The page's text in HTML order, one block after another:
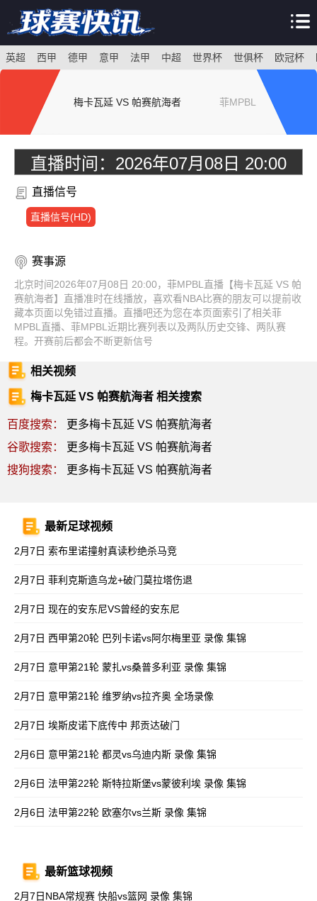
英超 西甲 德甲 意甲 法甲 中超 世界杯 世俱杯 欧冠杯
梅卡瓦延 VS 帕赛航海者 菲MPBL
直播时间： 2026年07月08日 20:00
直播信号
直播信号(HD)
赛事源
北京时间2026年07月08日 20:00，菲MPBL直播【梅卡瓦延 VS 帕
赛航海者】直播准时在线播放，喜欢看NBA比赛的朋友可以提前收
藏本页面以免错过直播。直播吧还为您在本页面索引了相关菲
MPBL直播、菲MPBL近期比赛列表以及两队历史交锋、两队赛
程。开赛前后都会不断更新信号
相关视频
梅卡瓦延 VS 帕赛航海者 相关搜索
百度搜索：
更多梅卡瓦延 VS 帕赛航海者
谷歌搜索：
更多梅卡瓦延 VS 帕赛航海者
搜狗搜索：
更多梅卡瓦延 VS 帕赛航海者
最新足球视频
2月7日 索布里诺撞射真读秒绝杀马竞
2月7日 菲利克斯造乌龙+破门莫拉塔伤退
2月7日 现在的安东尼VS曾经的安东尼
2月7日 西甲第20轮 巴列卡诺vs阿尔梅里亚 录像 集锦
2月7日 意甲第21轮 蒙扎vs桑普多利亚 录像 集锦
2月7日 意甲第21轮 维罗纳vs拉齐奥 全场录像
2月7日 埃斯皮诺下底传中 邦贡达破门
2月6日 意甲第21轮 都灵vs乌迪内斯 录像 集锦
2月6日 法甲第22轮 斯特拉斯堡vs蒙彼利埃 录像 集锦
2月6日 法甲第22轮 欧塞尔vs兰斯 录像 集锦
最新篮球视频
2月7日NBA常规赛 快船vs篮网 录像 集锦